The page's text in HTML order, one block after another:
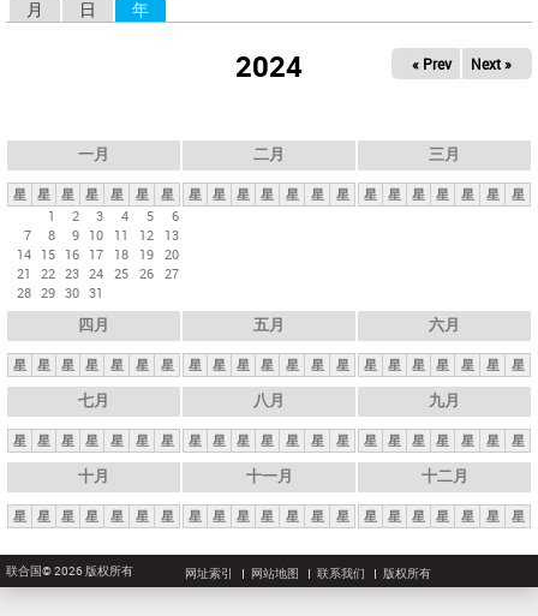
月 日 年
2024 « Prev Next »
一月
星 星 星 星 星 星
星
1
2 3 4 5
6
7
8 9 10 11 12
13
14 15 16 17 18 19 20
21
22 23 24 25 26 27
28 29 30 31
二月
星 星 星 星 星 星 星
三月
星 星 星 星 星 星 星
四月
星 星 星 星 星 星 星
五月
星 星 星 星 星 星 星
六月
星 星 星 星 星 星 星
七月
星 星 星 星 星 星 星
八月
星 星 星 星 星 星 星
九月
星 星 星 星 星 星 星
十月
星 星 星 星 星 星 星
十一月
星 星 星 星 星 星 星
十二月
星 星 星 星 星 星 星
联合国© 2026 版权所有 网址索引 网站地图 联系我们 版权所有